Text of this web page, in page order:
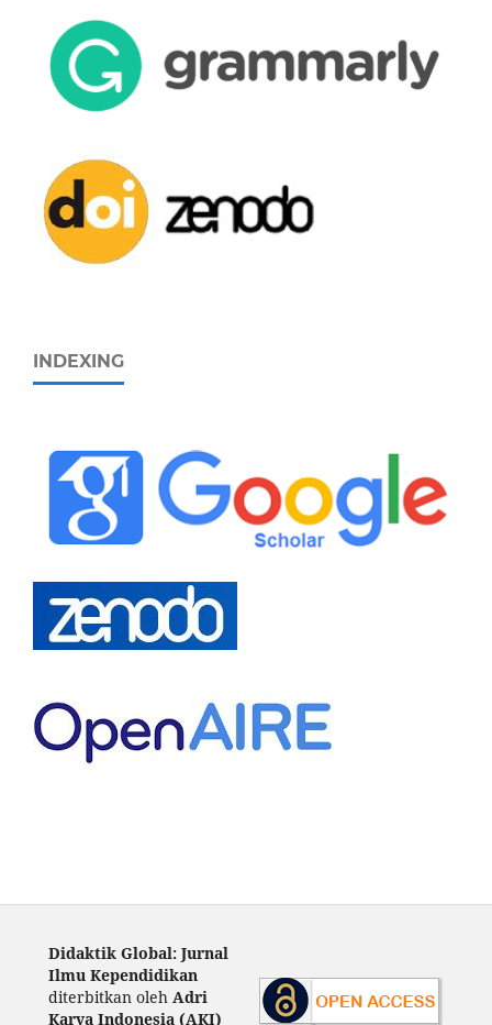
INDEXING
Didaktik Global: Jurnal
Ilmu Kependidikan
diterbitkan oleh Adri
Karya Indonesia (AKI)